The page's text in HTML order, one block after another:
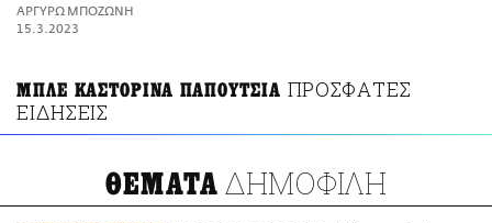
PRINT
ΑΡΓΥΡΩ ΜΠΟΖΩΝΗ
15.3.2023
ΜΠΛΕ ΚΑΣΤΟΡΙΝΑ ΠΑΠΟΥΤΣΙΑ ΠΡΟΣΦΑΤΕΣ
ΕΙΔΗΣΕΙΣ
ΘΕΜΑΤΑ ΔΗΜΟΦΙΛΗ